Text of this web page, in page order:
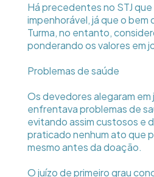
Há precedentes no STJ
impenhorável, já que o bem
Turma, no entanto,
ponderando os valores em
Problemas de saúde
Os devedores alegaram
enfrentava problemas de
evitando assim custosos e
praticado nenhum ato que
mesmo antes da doação.
O juízo de primeiro grau